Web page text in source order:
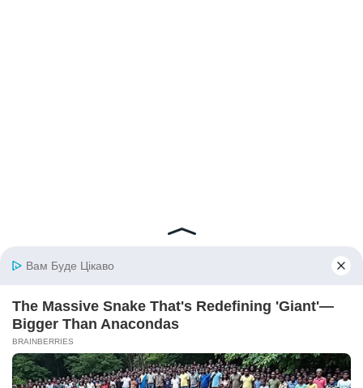
© 2026 iBilingua
Політика конфіденційності та умови користування